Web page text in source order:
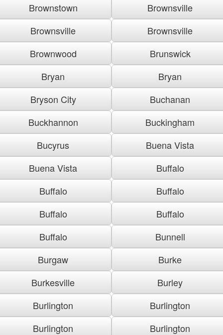
Brownstown
Brownsville
Brownsville
Brownsville
Brownwood
Brunswick
Bryan
Bryan
Bryson City
Buchanan
Buckhannon
Buckingham
Bucyrus
Buena Vista
Buena Vista
Buffalo
Buffalo
Buffalo
Buffalo
Buffalo
Buffalo
Bunnell
Burgaw
Burke
Burkesville
Burley
Burlington
Burlington
Burlington
Burlington